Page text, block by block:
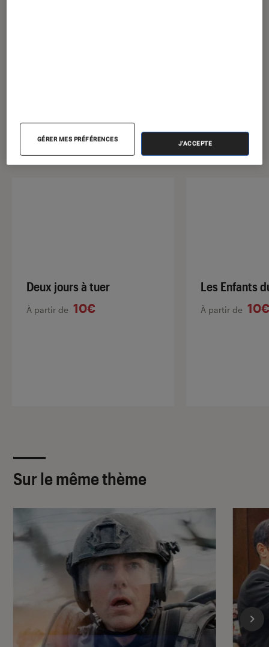
Sélection de produits
Deux jours à tuer
À partir de 10€
Les Enfants
À partir de 10€
Sur le même thème
GÉRER MES PRÉFÉRENCES
J'ACCEPTE